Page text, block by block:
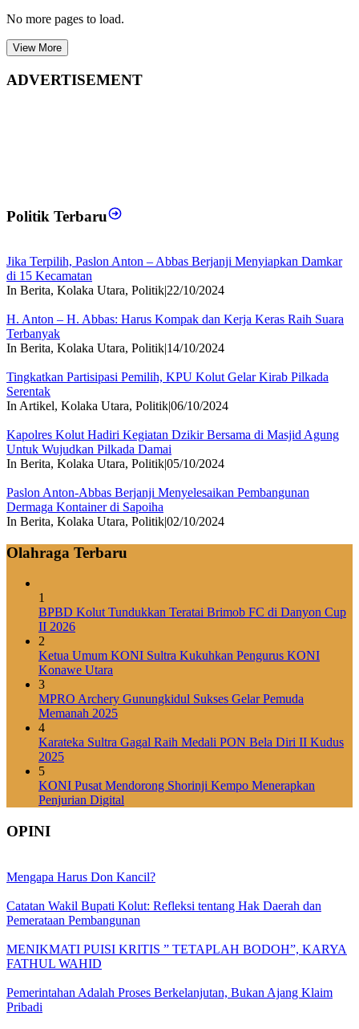
No more pages to load.
View More
ADVERTISEMENT
Politik Terbaru
Jika Terpilih, Paslon Anton – Abbas Berjanji Menyiapkan Damkar
di 15 Kecamatan
In Berita, Kolaka Utara, Politik|22/10/2024
H. Anton – H. Abbas: Harus Kompak dan Kerja Keras Raih Suara
Terbanyak
In Berita, Kolaka Utara, Politik|14/10/2024
Tingkatkan Partisipasi Pemilih, KPU Kolut Gelar Kirab Pilkada
Serentak
In Artikel, Kolaka Utara, Politik|06/10/2024
Kapolres Kolut Hadiri Kegiatan Dzikir Bersama di Masjid Agung
Untuk Wujudkan Pilkada Damai
In Berita, Kolaka Utara, Politik|05/10/2024
Paslon Anton-Abbas Berjanji Menyelesaikan Pembangunan
Dermaga Kontainer di Sapoiha
In Berita, Kolaka Utara, Politik|02/10/2024
Olahraga Terbaru
1
BPBD Kolut Tundukkan Teratai Brimob FC di Danyon Cup
II 2026
2
Ketua Umum KONI Sultra Kukuhkan Pengurus KONI
Konawe Utara
3
MPRO Archery Gunungkidul Sukses Gelar Pemuda
Memanah 2025
4
Karateka Sultra Gagal Raih Medali PON Bela Diri II Kudus
2025
5
KONI Pusat Mendorong Shorinji Kempo Menerapkan
Penjurian Digital
OPINI
Mengapa Harus Don Kancil?
Catatan Wakil Bupati Kolut: Refleksi tentang Hak Daerah dan
Pemerataan Pembangunan
MENIKMATI PUISI KRITIS ” TETAPLAH BODOH”, KARYA
FATHUL WAHID
Pemerintahan Adalah Proses Berkelanjutan, Bukan Ajang Klaim
Pribadi